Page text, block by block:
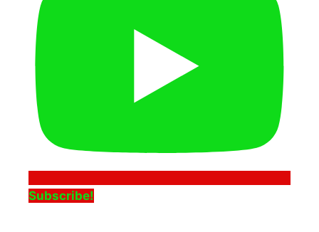
Subscribe!